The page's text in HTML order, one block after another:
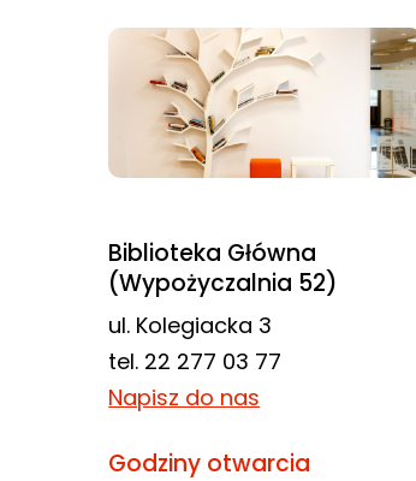
Biblioteka Główna
(Wypożyczalnia 52)
ul. Kolegiacka 3
tel. 22 277 03 77
Napisz do nas
Godziny otwarcia
strony, zwiększasz
zobaczenie
spersonalizowanych